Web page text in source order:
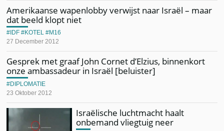
Amerikaanse wapenlobby verwijst naar Israël – maar
dat beeld klopt niet
27 December 2012
IDF KOTEL M16
Gesprek met graaf John Cornet d’Elzius, binnenkort
onze ambassadeur in Israël [beluister]
23 Oktober 2012
DIPLOMATIE
Israëlische luchtmacht haalt
onbemand vliegtuig neer